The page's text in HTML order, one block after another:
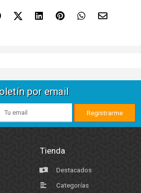
por email
Tienda
Destacados
Categorías